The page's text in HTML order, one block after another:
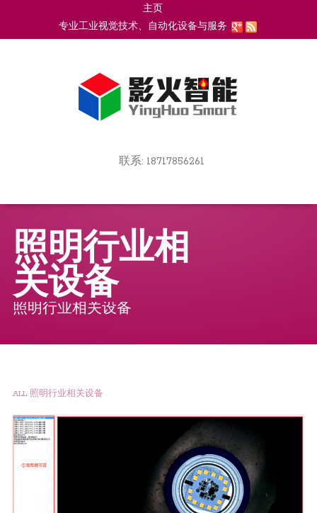
主页
专业工业视觉技术、自动化设备与服务
navigation
联系: 18717856261
照明行业相
关设备
照明行业相关设备
ALL 照明行业相关设备